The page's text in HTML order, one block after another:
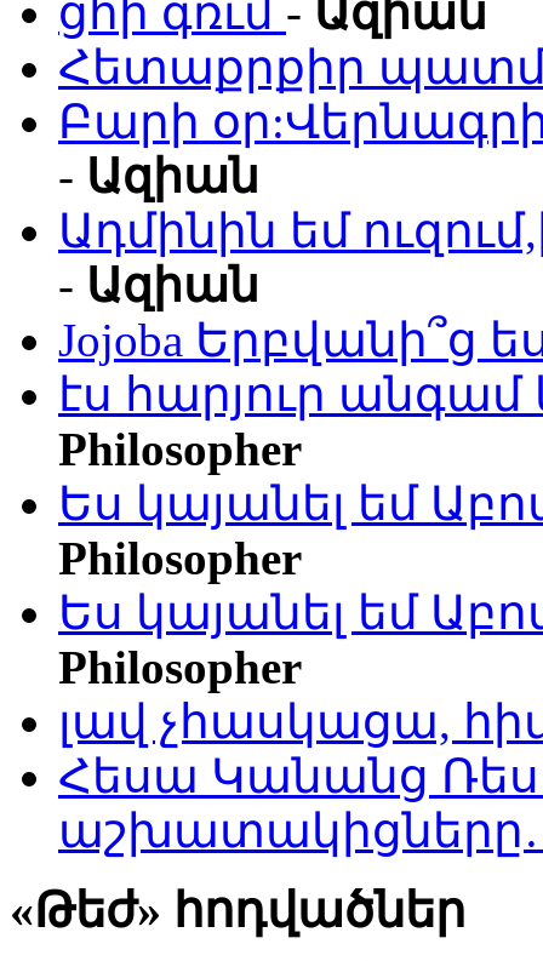
ցհի գռւմ - Ազիան
Հետաքրքիր
Բարի
- Ազիան
Ադմինին եմ
- Ազիան
Jojoba Երբվանի՞ց
էս հարյուր
Philosopher
Ես կայանել եմ
Philosopher
Ես կայանել եմ
Philosopher
լավ չհասկացա,
Հեսա Կանանց
«Թեժ» հոդվածներ